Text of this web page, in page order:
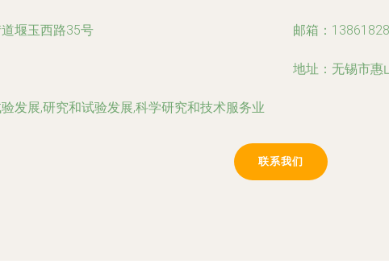
堰玉西路35号
发展,研究和试验发展,科学研究和技术服务业
邮箱：
地址：无锡市惠
联系我们